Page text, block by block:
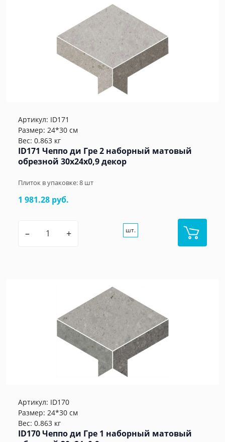
Артикул: ID171
Размер: 24*30 см
Вес: 0.863 кг
ID171 Чеппо ди Гре 2 наборный матовый
обрезной 30x24x0,9 декор
Плиток в упаковке:8 шт
1 981.28 руб.
– + шт.
Артикул: ID170
Размер: 24*30 см
Вес: 0.863 кг
ID170 Чеппо ди Гре 1 наборный матовый